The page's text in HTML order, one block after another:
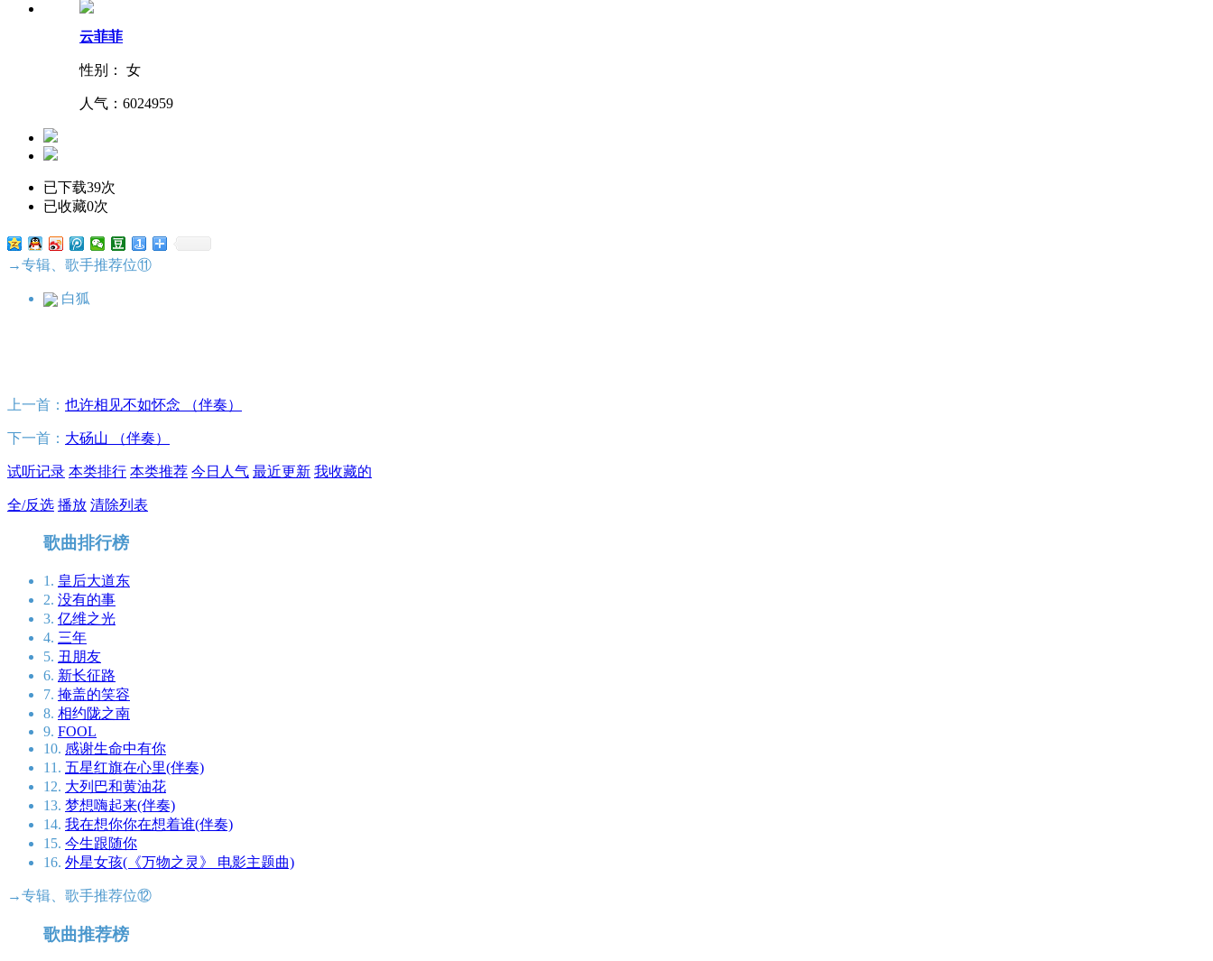
云菲菲
性别： 女
人气： 6024959
已下载39次
已收藏0次
→专辑、歌手推荐位⑪
白狐
上一首： 也许相见不如怀念 （伴奏）
下一首： 大砀山 （伴奏）
试听记录 本类排行 本类推荐 今日人气 最近更新 我收藏的
全/反选 播放 清除列表
歌曲排行榜
1. 皇后大道东
2. 没有的事
3. 亿维之光
4. 三年
5. 丑朋友
6. 新长征路
7. 掩盖的笑容
8. 相约陇之南
9. FOOL
10. 感谢生命中有你
11. 五星红旗在心里(伴奏)
12. 大列巴和黄油花
13. 梦想嗨起来(伴奏)
14. 我在想你你在想着谁(伴奏)
15. 今生跟随你
16. 外星女孩(《万物之灵》 电影主题曲)
→专辑、歌手推荐位⑫
歌曲推荐榜